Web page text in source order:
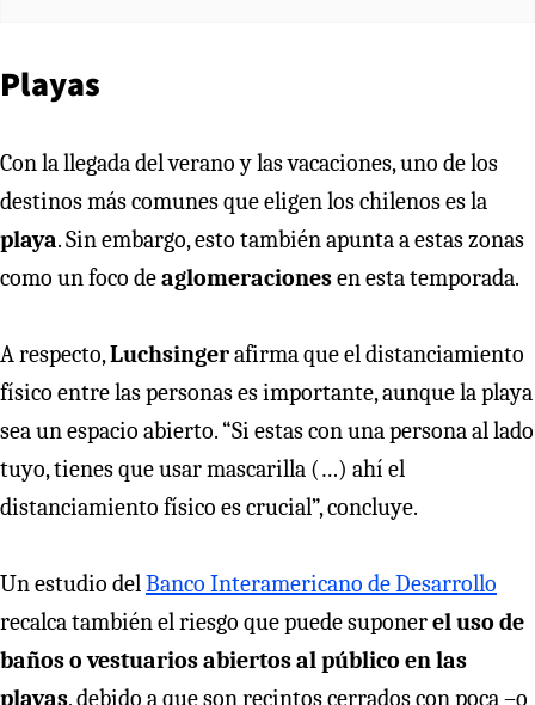
Playas
Con la llegada del verano y las vacaciones, uno de los
destinos más comunes que eligen los chilenos es la
playa. Sin embargo, esto también apunta a estas zonas
como un foco deaglomeracionesen esta temporada.
A respecto,Luchsingerafirma que el distanciamiento
físico entre las personas es importante, aunque la playa
sea un espacio abierto. “Si estas con una persona al lado
tuyo, tienes que usar mascarilla (…) ahí el
distanciamiento físico es crucial”, concluye.
Un estudio delBanco Interamericano de Desarrollo
recalca también el riesgo que puede suponerel uso de
baños o vestuarios abiertos al público en las
playas, debido a que son recintos cerrados con poca –o